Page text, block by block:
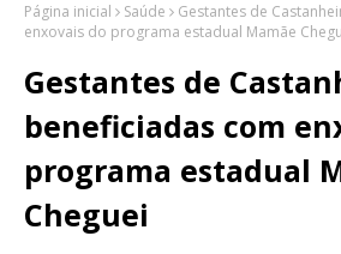
Página inicial Saúde
Gestantes de
enxovais do programa estadual Mamãe
Gestantes de
beneficiadas com
programa estadual
Cheguei